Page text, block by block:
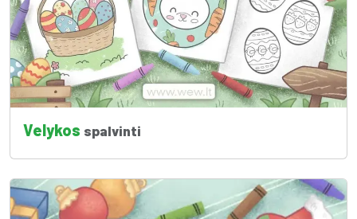
Velykos spalvinti